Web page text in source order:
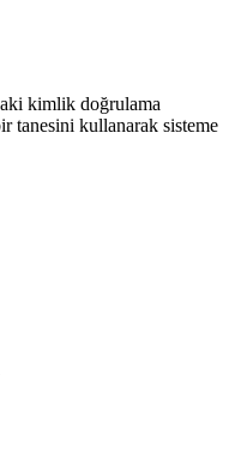
kimlik doğrulama
tanesini kullanarak sisteme